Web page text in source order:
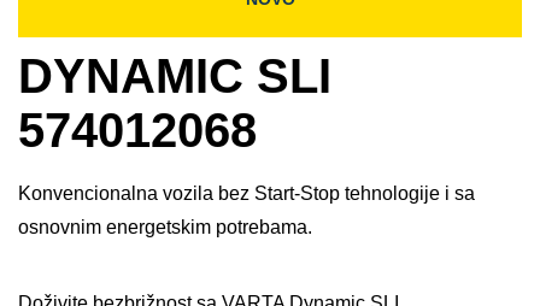
DYNAMIC SLI
574012068
Konvencionalna vozila bez Start-Stop tehnologije i sa
osnovnim energetskim potrebama.